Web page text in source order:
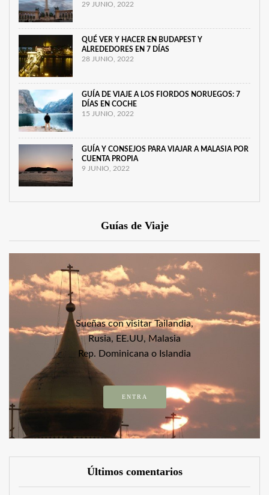
29 JUNIO, 2022
QUÉ VER Y HACER EN BUDAPEST Y
ALREDEDORES EN 7 DÍAS
28 JUNIO, 2022
GUÍA DE VIAJE A LOS FIORDOS NORUEGOS: 7
DÍAS EN COCHE
15 JUNIO, 2022
GUÍA Y CONSEJOS PARA VIAJAR A MALASIA POR
CUENTA PROPIA
9 JUNIO, 2022
Guías de Viaje
Sueñas con visitar Tailandia,
Rusia, EE.UU, Malasia
Rep. Dominicana o Islandia
ENTRA
Últimos comentarios